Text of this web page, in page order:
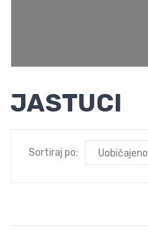
JASTUCI
Sortiraj po: Uobičajeno